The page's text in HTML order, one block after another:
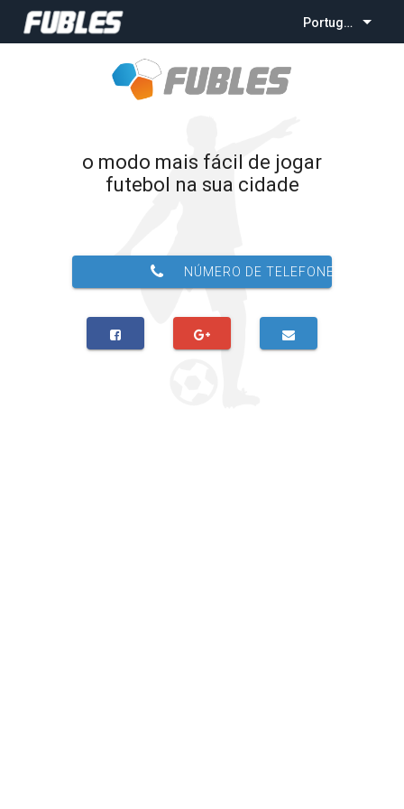
Português
o modo mais fácil de jogar
futebol na sua cidade
NÚMERO DE TELEFONE